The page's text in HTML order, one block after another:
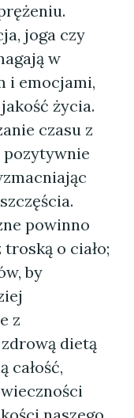
joga czy
w
i emocjami,
życia.
czasu z
pozytywnie
powinno
o ciało;
by
z
dietą
całość,